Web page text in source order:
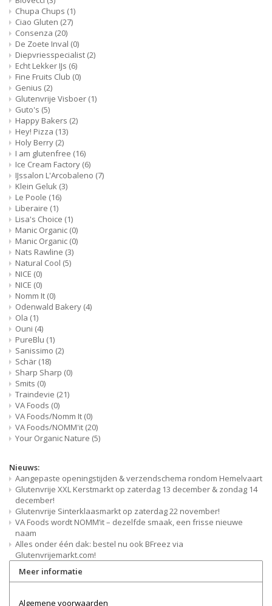
Chupa Chups (1)
Ciao Gluten (27)
Consenza (20)
De Zoete Inval (0)
Diepvriesspecialist (2)
Echt Lekker IJs (6)
Fine Fruits Club (0)
Genius (2)
Glutenvrije Visboer (1)
Guto's (5)
Happy Bakers (2)
Hey! Pizza (13)
Holy Berry (2)
I am glutenfree (16)
Ice Cream Factory (6)
IJssalon L'Arcobaleno (7)
Klein Geluk (3)
Le Poole (16)
Liberaire (1)
Lisa's Choice (1)
Manic Organic (0)
Manic Organic (0)
Nats Rawline (3)
Natural Cool (5)
NICE (0)
NICE (0)
Nomm It (0)
Odenwald Bakery (4)
Ola (1)
Ouni (4)
PureBlu (1)
Sanissimo (2)
Schär (18)
Sharp Sharp (0)
Smits (0)
Traindevie (21)
VA Foods (0)
VA Foods/Nomm It (0)
VA Foods/NOMM'it (20)
Your Organic Nature (5)
Nieuws:
Aangepaste openingstijden & verzendschema rondom Hemelvaart
Glutenvrije XXL Kerstmarkt op zaterdag 13 december & zondag 14
december!
Glutenvrije Sinterklaasmarkt op zaterdag 22 november!
VA Foods wordt NOMM’it – dezelfde smaak, een frisse nieuwe
naam
Alles onder één dak: bestel nu ook BFreez via
Glutenvrijemarkt.com!
Meer informatie
Algemene voorwaarden